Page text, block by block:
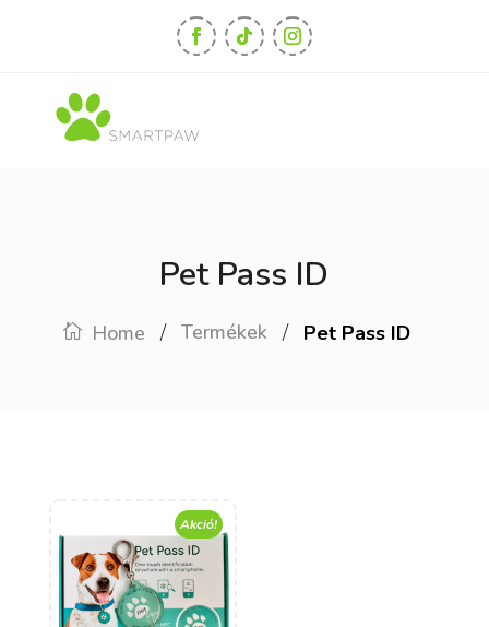
Pet Pass ID
Home / Termékek / Pet Pass ID
Akció!